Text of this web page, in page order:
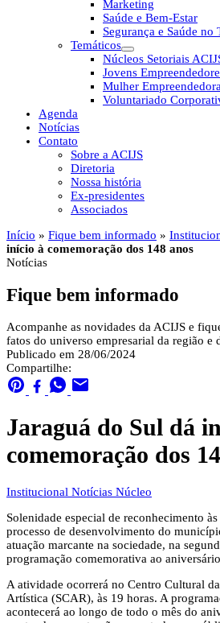
Marketing
Saúde e Bem-Estar
Segurança e Saúde no
Temáticos
Núcleos Setoriais
Jovens
Mulher Empreendedora
Voluntariado
Agenda
Notícias
Contato
Sobre a ACIJS
Diretoria
Nossa história
Ex-presidentes
Associados
Início » Fique bem informado »
início à comemoração dos 148 anos
Notícias
Fique bem informado
Acompanhe as novidades da ACIJS e
fatos do universo empresarial da região e
Publicado em 28/06/2024
Compartilhe:
Jaraguá do Sul dá
comemoração dos
Institucional Notícias Núcleo
Solenidade especial de reconhecimento
processo de desenvolvimento do
atuação marcante na sociedade, na
programação comemorativa ao
A atividade ocorrerá no Centro Cultural
Artística (SCAR), às 19 horas. A
acontecerá ao longo de todo o mês do